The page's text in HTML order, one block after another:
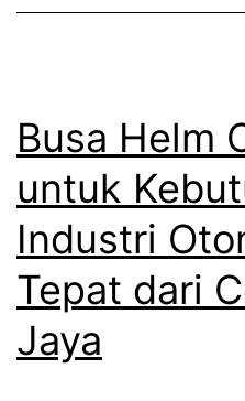
Busa Helm
untuk
Industri
Tepat dari
Jaya